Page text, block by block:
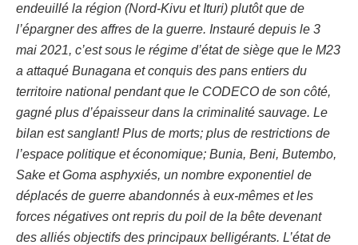
endeuillé la région (Nord-Kivu et Ituri) plutôt que de
l’épargner des affres de la guerre. Instauré depuis le 3
mai 2021, c’est sous le régime d’état de siège que le M23
a attaqué Bunagana et conquis des pans entiers du
territoire national pendant que le CODECO de son côté,
gagné plus d’épaisseur dans la criminalité sauvage. Le
bilan est sanglant! Plus de morts; plus de restrictions de
l’espace politique et économique; Bunia, Beni, Butembo,
Sake et Goma asphyxiés, un nombre exponentiel de
déplacés de guerre abandonnés à eux-mêmes et les
forces négatives ont repris du poil de la bête devenant
des alliés objectifs des principaux belligérants. L’état de